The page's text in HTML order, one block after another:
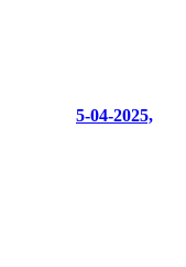
5-04-2025,